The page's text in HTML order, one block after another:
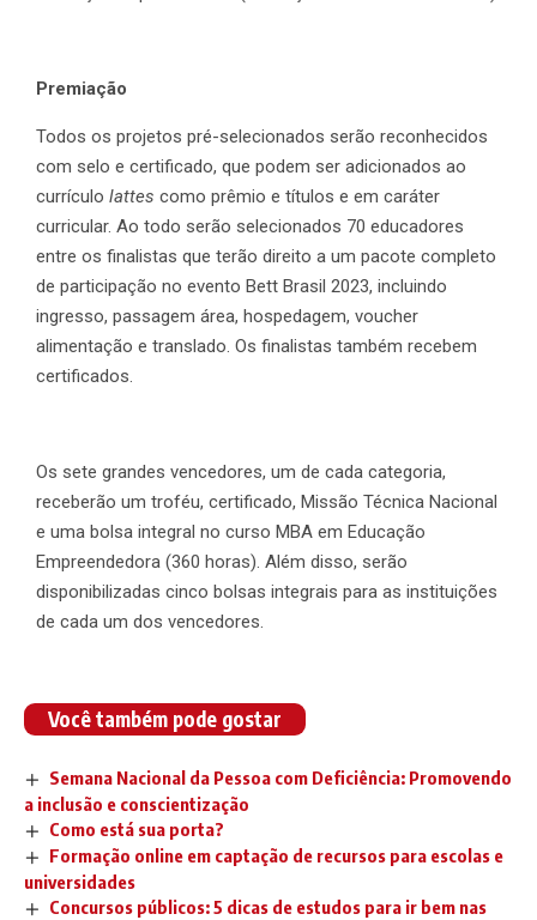
Premiação
Todos os projetos pré-selecionados serão reconhecidos
com selo e certificado, que podem ser adicionados ao
currículo lattes como prêmio e títulos e em caráter
curricular. Ao todo serão selecionados 70 educadores
entre os finalistas que terão direito a um pacote completo
de participação no evento Bett Brasil 2023, incluindo
ingresso, passagem área, hospedagem, voucher
alimentação e translado. Os finalistas também recebem
certificados.
Os sete grandes vencedores, um de cada categoria,
receberão um troféu, certificado, Missão Técnica Nacional
e uma bolsa integral no curso MBA em Educação
Empreendedora (360 horas). Além disso, serão
disponibilizadas cinco bolsas integrais para as instituições
de cada um dos vencedores.
Você também pode gostar
Semana Nacional da Pessoa com Deficiência: Promovendo
a inclusão e conscientização
Como está sua porta?
Formação online em captação de recursos para escolas e
universidades
Concursos públicos: 5 dicas de estudos para ir bem nas